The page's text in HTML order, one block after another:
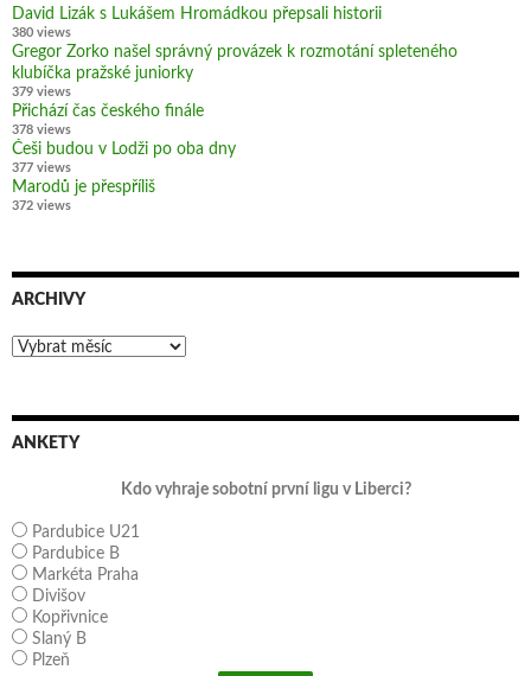
David Lizák s Lukášem Hromádkou přepsali historii
380 views
Gregor Zorko našel správný provázek k rozmotání spleteného
klubíčka pražské juniorky
379 views
Přichází čas českého finále
378 views
Češi budou v Lodži po oba dny
377 views
Marodů je přespříliš
372 views
ARCHIVY
Archivy
ANKETY
Kdo vyhraje sobotní první ligu v Liberci?
Pardubice U21
Pardubice B
Markéta Praha
Divišov
Kopřivnice
Slaný B
Plzeň